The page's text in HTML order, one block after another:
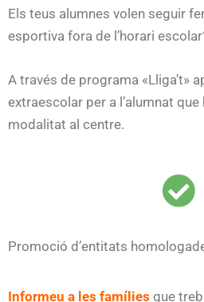
Els teus alumnes volen seguir
esportiva fora de l’horari
A través de programa «Lliga’t»
extraescolar per a l’alumnat
modalitat al centre.
Promoció d’entitats
Informeu a les famílies que